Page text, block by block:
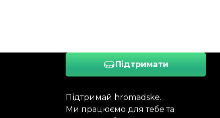
Підтримати
Підтримай hromadske.
Ми працюємо для тебе та